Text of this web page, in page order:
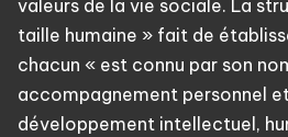
valeurs de la vie sociale. La
taille humaine » fait de
chacun « est connu par son
accompagnement personnel
développement intellectuel,